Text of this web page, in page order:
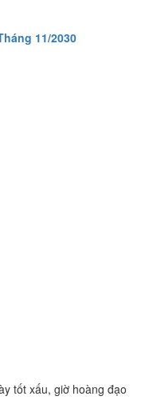
11/2030
tốt xấu, giờ hoàng đạo